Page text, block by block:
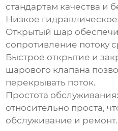
стандартам качества и
Низкое
Открытый шар
сопротивление потоку
Быстрое открытие и
шарового клапана
перекрывать поток.
Простота
относительно проста,
обслуживание и ремонт.